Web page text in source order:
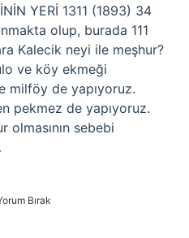
YERİ 1311 (1893) 34
olup, burada 111
Kalecik neyi ile meşhur?
ve köy ekmeği
milföy de yapıyoruz.
pekmez de yapıyoruz.
olmasının sebebi
Bırak